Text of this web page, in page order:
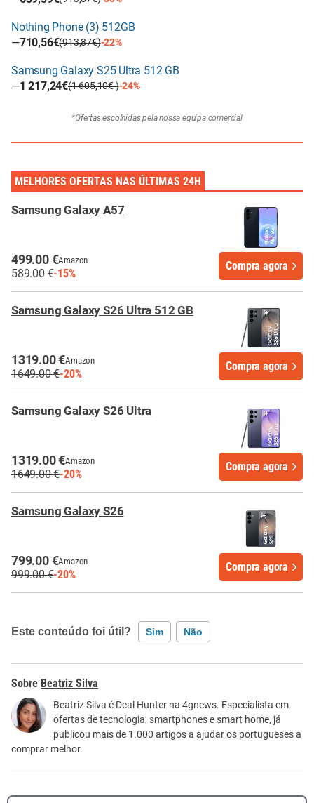
Nothing Phone (3) 512GB
—710,56€(913,87€)-22%
Samsung Galaxy S25 Ultra 512 GB
—1 217,24€(1 605,10€ )-24%
*Ofertas escolhidas pela nossa equipa comercial
MELHORES OFERTAS NAS ÚLTIMAS 24H
Samsung Galaxy A57
499.00 €Amazon
589.00 €-15%
Compra agora
Samsung Galaxy S26 Ultra 512 GB
1319.00 €Amazon
1649.00 €-20%
Compra agora
Samsung Galaxy S26 Ultra
1319.00 €Amazon
1649.00 €-20%
Compra agora
Samsung Galaxy S26
799.00 €Amazon
999.00 €-20%
Compra agora
Este conteúdo foi útil? Sim Não
Este conteúdo contém informação incorreta
Este conteúdo não tem a informação que procuro
Outro
Beatriz Silva
Beatriz Silva é Deal Hunter na 4gnews. Especialista em
ofertas de tecnologia, smartphones e smart home, já
publicou mais de 1.000 artigos a ajudar os portugueses a
comprar melhor.